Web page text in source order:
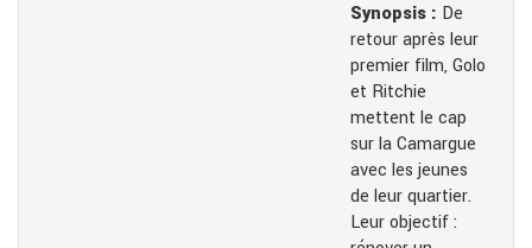
Synopsis : De
retour après leur
premier film, Golo
et Ritchie
mettent le cap
sur la Camargue
avec les jeunes
de leur quartier.
Leur objectif :